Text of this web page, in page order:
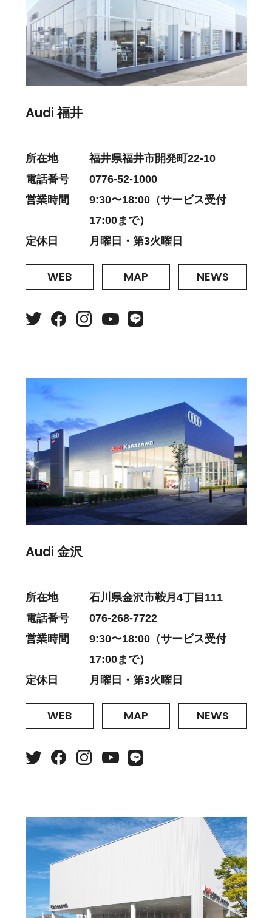
Audi 福井
所在地
福井県福井市開発町22-10
電話番号
0776-52-1000
営業時間
9:30〜18:00（サービス受付
17:00まで）
定休日
月曜日・第3火曜日
WEB MAP NEWS
Audi 金沢
所在地
石川県金沢市鞍月4丁目111
電話番号
076-268-7722
営業時間
9:30〜18:00（サービス受付
17:00まで）
定休日
月曜日・第3火曜日
WEB MAP NEWS